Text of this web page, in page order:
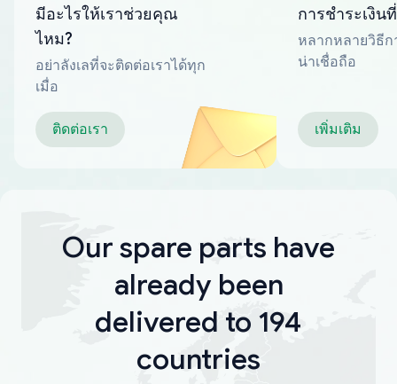
มีอะไรให้เราช่วยคุณ
ไหม?
อย่าลังเลที่จะติดต่อเราได้ทุก
เมื่อ
ติดต่อเรา
การชำระเงิน
หลากหลายวิธีก
น่าเชื่อถือ
เพิ่มเติม
Our spare parts have
already been
delivered to 194
countries